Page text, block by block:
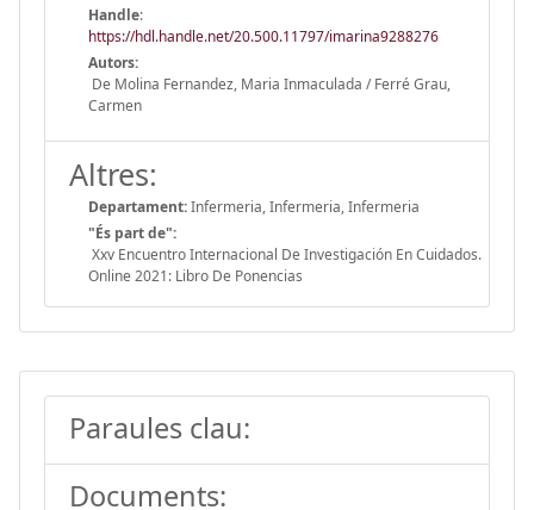
Handle:
https://hdl.handle.net/20.500.11797/imarina9288276
Autors:
De Molina Fernandez, Maria Inmaculada / Ferré Grau,
Carmen
Altres:
Departament:Infermeria, Infermeria, Infermeria
"És part de":
Xxv Encuentro Internacional De Investigación En Cuidados.
Online 2021: Libro De Ponencias
Paraules clau:
Documents: